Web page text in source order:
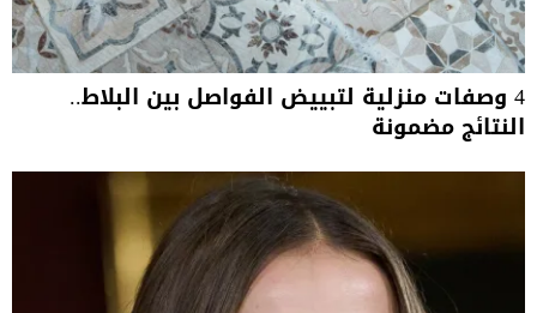
4 وصفات منزلية لتبييض الفواصل بين البلاط..
النتائج مضمونة